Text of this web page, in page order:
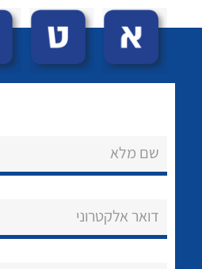
לכל מוצרי היצרן
שם מלא
דואר אלקטרוני